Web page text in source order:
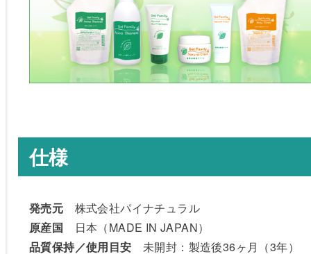
仕様
発売元 株式会社パイナチュラル
原産国 日本（MADE IN JAPAN）
品質保持／使用目安 未開封：製造後36ヶ月（3年）